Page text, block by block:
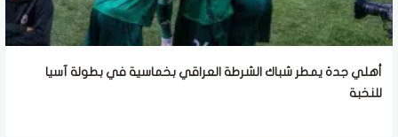
أهلي جدة يمطر شباك الشرطة العراقي بخماسية في بطولة آسيا
للنخبة